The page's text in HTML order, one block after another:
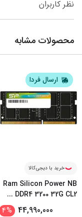
نظر کاربران
محصولات مشابه
ارسال فردا
خرید با دیجی‌کالا
Ram Silicon Power NB
DDR4 3200 32G CL2
...
44,990,000
%
4